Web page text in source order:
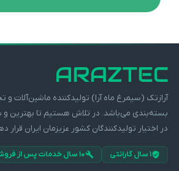
آرازتک (سیمرغ ماه آرا) تولیدکننده ماشین‌آلات و
بسته‌بندی می‌باشد. در تلاش هستیم تا بهترین و
در اختیار تولیدکنندگان کشور عزیزمان ایران قرار
۱ سال گارانتی ۱۰ سال خدمات پس از فروش